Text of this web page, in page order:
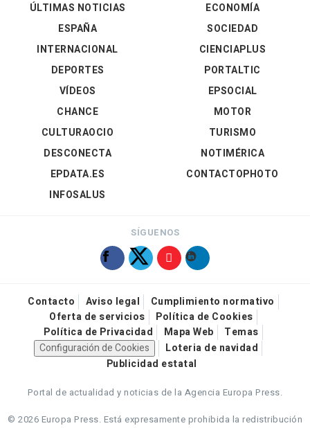
ÚLTIMAS NOTICIAS
ESPAÑA
INTERNACIONAL
DEPORTES
VÍDEOS
ECONOMÍA
SOCIEDAD
CIENCIAPLUS
PORTALTIC
EPSOCIAL
CHANCE
CULTURAOCIO
DESCONECTA
EPDATA.ES
INFOSALUS
MOTOR
TURISMO
NOTIMÉRICA
CONTACTOPHOTO
SÍGUENOS
Contacto Aviso legal
Cumplimiento normativo
Oferta de servicios
Política de Cookies
Política de Privacidad
Mapa Web
Temas
Configuración de Cookies
Loteria de navidad
Publicidad estatal
Portal de actualidad y noticias de la Agencia Europa Press.
© 2026 Europa Press. Está expresamente prohibida la redistribución